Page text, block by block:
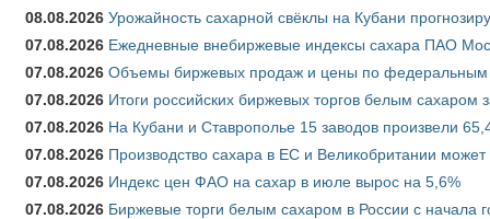
08.08.2026 Урожайность сахарной свёклы на Кубани
07.08.2026 Ежедневные внебиржевые индексы сахара ПАО
07.08.2026 Объемы биржевых продаж и цены по федеральным
07.08.2026 Итоги российских биржевых торгов белым сахаром
07.08.2026 На Кубани и Ставрополье 15 заводов произвели
07.08.2026 Производство сахара в ЕС и Великобритании
07.08.2026 Индекс цен ФАО на сахар в июле вырос на 5,6%
07.08.2026 Биржевые торги белым сахаром в России с начала